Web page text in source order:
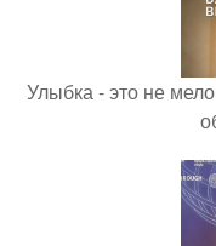
Улыбка - это не